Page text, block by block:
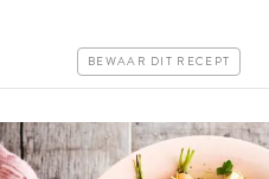
BEWAAR DIT RECEPT